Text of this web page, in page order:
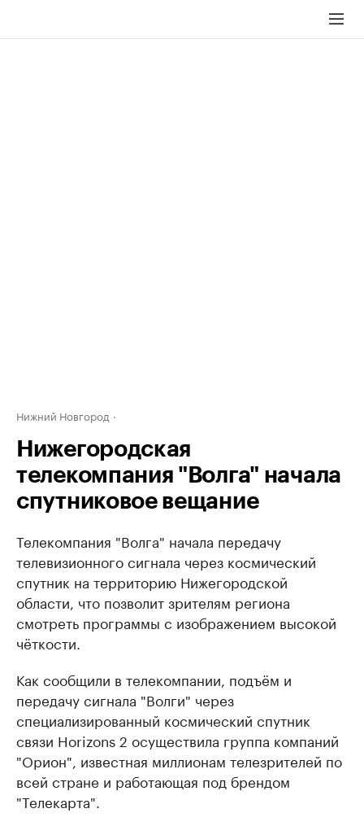
Нижний Новгород
Нижегородская
телекомпания "Волга" начала
спутниковое вещание
Телекомпания "Волга" начала передачу
телевизионного сигнала через космический
спутник на территорию Нижегородской
области, что позволит зрителям региона
смотреть программы с изображением высокой
чёткости.
Как сообщили в телекомпании, подъём и
передачу сигнала "Волги" через
специализированный космический спутник
связи Horizons 2 осуществила группа компаний
"Орион", известная миллионам телезрителей по
всей стране и работающая под брендом
"Телекарта".